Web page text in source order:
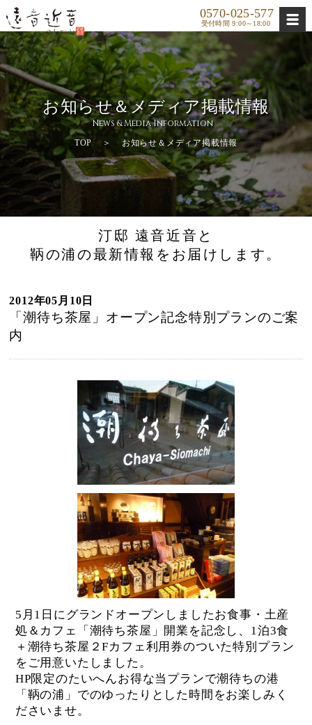
0570-025-577
受付時間 9:00～18:00
お知らせ＆メディア掲載情報
News & Media Information
TOP ＞ お知らせ＆メディア掲載情報
汀邸 遠音近音と
鞆の浦の最新情報をお届けします。
2012年05月10日
「潮待ち茶屋」オープン記念特別プランのご案
内
5月1日にグランドオープンしましたお食事・土産
処＆カフェ「潮待ち茶屋」開業を記念し、1泊3食
＋潮待ち茶屋２Fカフェ利用券のついた特別プラン
をご用意いたしました。
HP限定のたいへんお得な当プランで潮待ちの港
「鞆の浦」でのゆったりとした時間をお楽しみく
ださいませ。